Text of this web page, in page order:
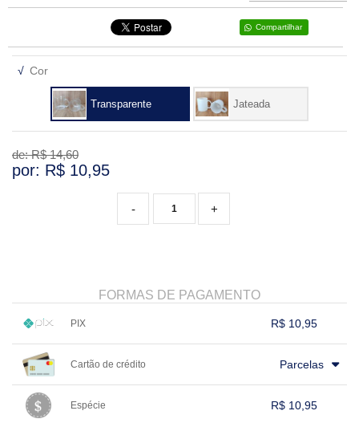
Compartilhar
√ Cor
Transparente Jateada
de: R$14,60
por: R$ 10,95
+
-
FORMAS DE PAGAMENTO
PIX R$ 10,95
..
Cartão de crédito Parcelas
...
Espécie R$ 10,95